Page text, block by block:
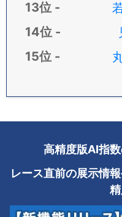
高精度版AI指
レース直前の展示情